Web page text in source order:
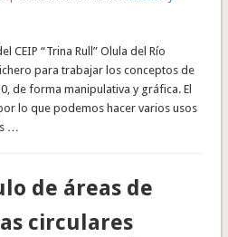
CEIP “Trina Rull” Olula del Río
para trabajar los conceptos de
de forma manipulativa y gráfica. El
lo que podemos hacer varios usos
…
de áreas de
circulares